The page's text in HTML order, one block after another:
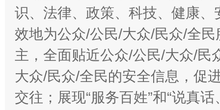
识、法律、政策、科技、健康
效地为公众/公民/大众/民众/全
主，全面贴近公众/公民/大众/民
大众/民众/全民的安全信息，促
交往；展现“服务百姓”和“说真